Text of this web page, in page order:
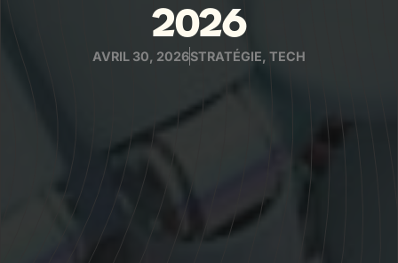
2026
AVRIL 30, 2026STRATÉGIE, TECH